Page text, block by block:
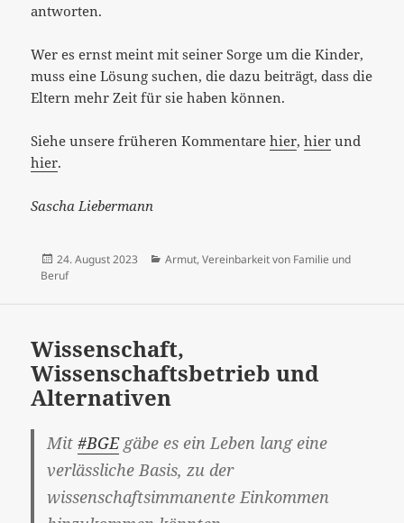
antworten.
Wer es ernst meint mit seiner Sorge um die Kinder,
muss eine Lösung suchen, die dazu beiträgt, dass die
Eltern mehr Zeit für sie haben können.
Siehe unsere früheren Kommentarehier,hier und
hier.
Sascha Liebermann
Veröffentlicht
am
24. August 2023 Kategorien
Armut, Vereinbarkeit von Familie und
Beruf
Wissenschaft,
Wissenschaftsbetrieb und
Alternativen
Mit#BGEgäbe es ein Leben lang eine
verlässliche Basis, zu der
wissenschaftsimmanente Einkommen